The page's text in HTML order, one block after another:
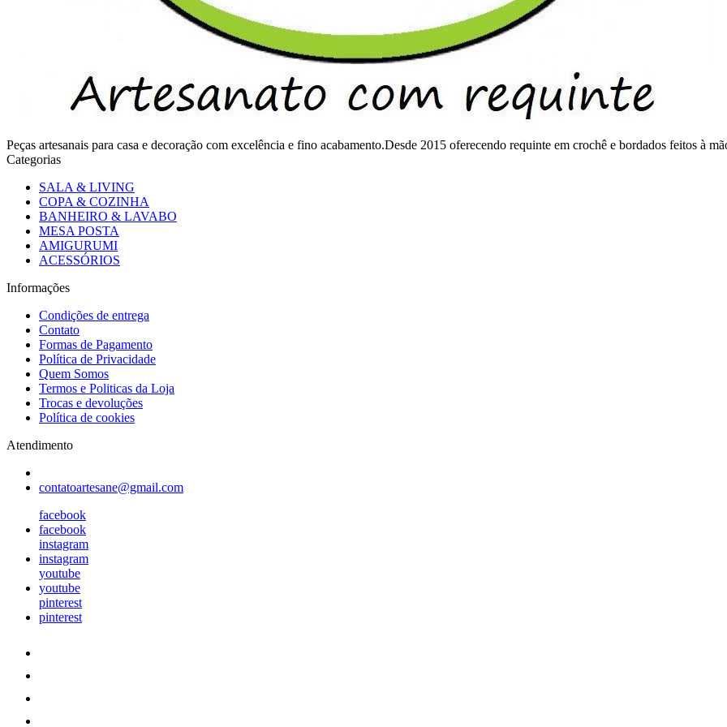
Peças artesanais para casa e decoração com excelência e fino acabamento.Desde 2015 oferecendo requinte em crochê e bordados feitos à
Categorias
SALA & LIVING
COPA & COZINHA
BANHEIRO & LAVABO
MESA POSTA
AMIGURUMI
ACESSÓRIOS
Informações
Condições de entrega
Contato
Formas de Pagamento
Política de Privacidade
Quem Somos
Termos e Politicas da Loja
Trocas e devoluções
Política de cookies
Atendimento
contatoartesane@gmail.com
facebook
facebook
instagram
instagram
youtube
youtube
pinterest
pinterest